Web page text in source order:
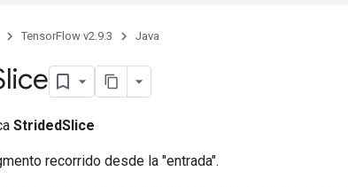
TensorFlow v2.9.3 Java
StridedSlice
recorrido desde la "entrada".